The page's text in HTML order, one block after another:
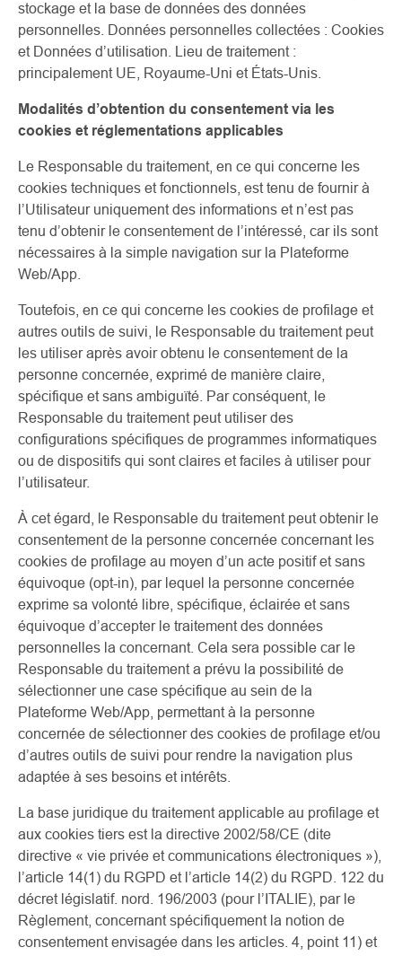
stockage et la base de données des données
personnelles. Données personnelles collectées : Cookies
et Données d’utilisation. Lieu de traitement :
principalement UE, Royaume-Uni et États-Unis.
Modalités d’obtention du consentement via les
cookies et réglementations applicables
Le Responsable du traitement, en ce qui concerne les
cookies techniques et fonctionnels, est tenu de fournir à
l’Utilisateur uniquement des informations et n’est pas
tenu d’obtenir le consentement de l’intéressé, car ils sont
nécessaires à la simple navigation sur la Plateforme
Web/App.
Toutefois, en ce qui concerne les cookies de profilage et
autres outils de suivi, le Responsable du traitement peut
les utiliser après avoir obtenu le consentement de la
personne concernée, exprimé de manière claire,
spécifique et sans ambiguïté. Par conséquent, le
Responsable du traitement peut utiliser des
configurations spécifiques de programmes informatiques
ou de dispositifs qui sont claires et faciles à utiliser pour
l’utilisateur.
À cet égard, le Responsable du traitement peut obtenir le
consentement de la personne concernée concernant les
cookies de profilage au moyen d’un acte positif et sans
équivoque (opt-in), par lequel la personne concernée
exprime sa volonté libre, spécifique, éclairée et sans
équivoque d’accepter le traitement des données
personnelles la concernant. Cela sera possible car le
Responsable du traitement a prévu la possibilité de
sélectionner une case spécifique au sein de la
Plateforme Web/App, permettant à la personne
concernée de sélectionner des cookies de profilage et/ou
d’autres outils de suivi pour rendre la navigation plus
adaptée à ses besoins et intérêts.
La base juridique du traitement applicable au profilage et
aux cookies tiers est la directive 2002/58/CE (dite
directive « vie privée et communications électroniques »),
l’article 14(1) du RGPD et l’article 14(2) du RGPD. 122 du
décret législatif. nord. 196/2003 (pour l’ITALIE), par le
Règlement, concernant spécifiquement la notion de
consentement envisagée dans les articles. 4, point 11) et